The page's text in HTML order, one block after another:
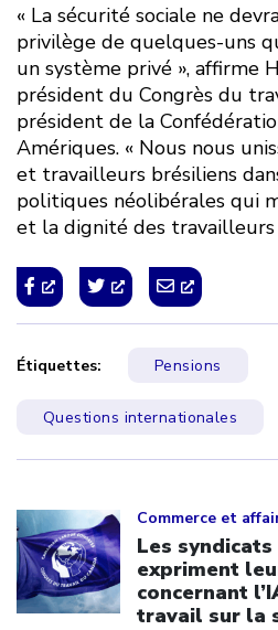
« La sécurité sociale ne
privilège de quelques-uns
un système privé », affirme
président du Congrès du
président de la
Amériques. « Nous nous
et travailleurs brésiliens
politiques néolibérales qui
et la dignité des
Étiquettes: Pensions
Questions internationales
Commerce et
Les syndicats
expriment
concernant
travail sur la